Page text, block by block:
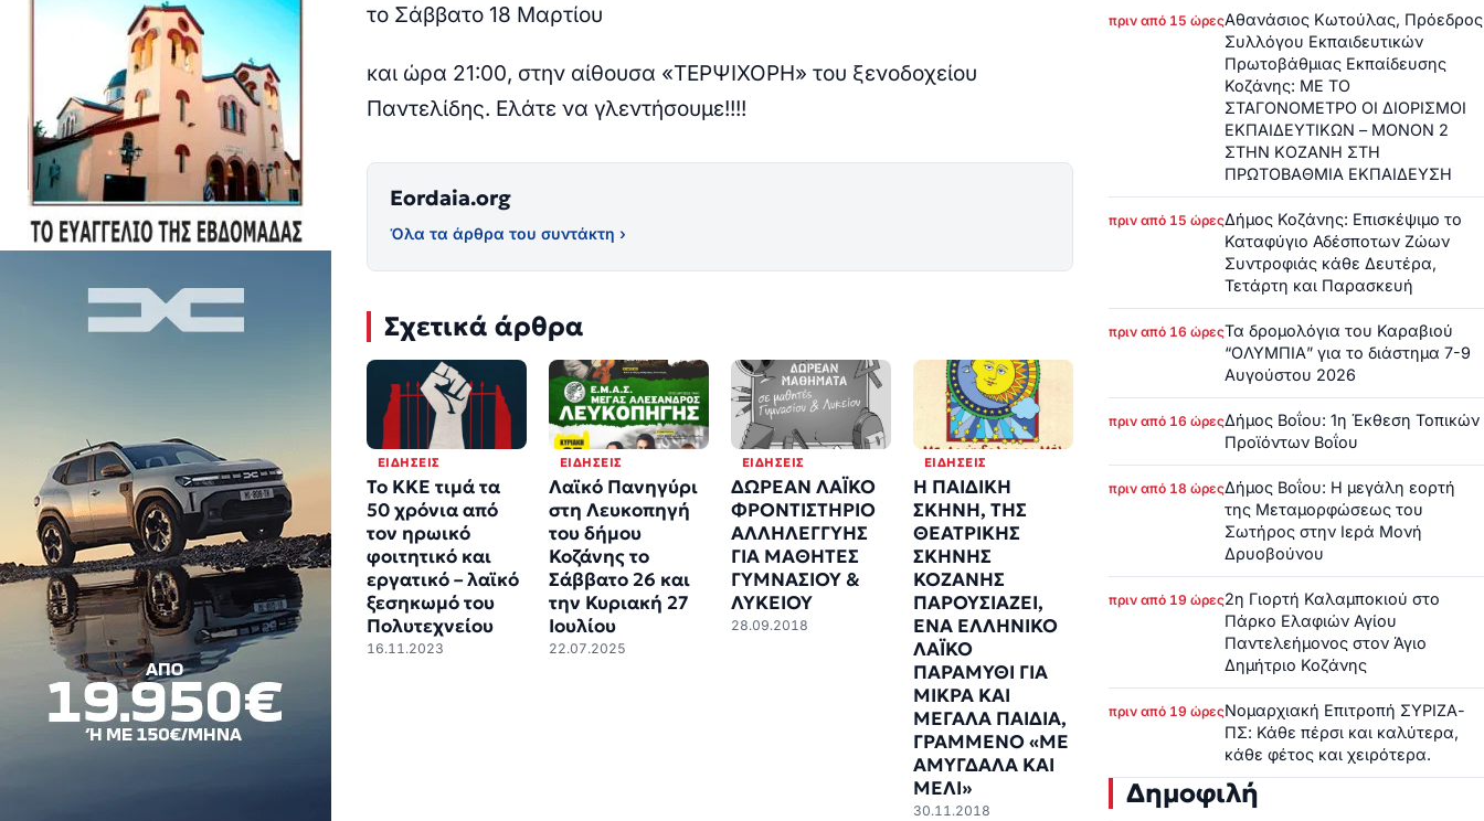
το Σάββατο 18 Μαρτίου
και ώρα 21:00, στην αίθουσα «ΤΕΡΨΙΧΟΡΗ» του ξενοδοχείου
Παντελίδης. Ελάτε να γλεντήσουμε!!!!
Eordaia.org
Όλα τα άρθρα του συντάκτη ›
Σχετικά άρθρα
ΕΙΔΉΣΕΙΣ
Το ΚΚΕ τιμά τα
50 χρόνια από
τον ηρωικό
φοιτητικό και
εργατικό – λαϊκό
ξεσηκωμό του
Πολυτεχνείου
16.11.2023
ΕΙΔΉΣΕΙΣ
Λαϊκό Πανηγύρι
στη Λευκοπηγή
του δήμου
Κοζάνης το
Σάββατο 26 και
την Κυριακή 27
Ιουλίου
22.07.2025
ΕΙΔΉΣΕΙΣ
ΔΩΡΕΑΝ ΛΑΪΚΟ
ΦΡΟΝΤΙΣΤΗΡΙΟ
ΑΛΛΗΛΕΓΓΥΗΣ
ΓΙΑ ΜΑΘΗΤΕΣ
ΓΥΜΝΑΣΙΟΥ &
ΛΥΚΕΙΟΥ
28.09.2018
ΕΙΔΉΣΕΙΣ
Η ΠΑΙΔΙΚΗ
ΣΚΗΝΗ, ΤΗΣ
ΘΕΑΤΡΙΚΗΣ
ΣΚΗΝΗΣ
ΚΟΖΑΝΗΣ
ΠΑΡΟΥΣΙΑΖΕΙ,
ΕΝΑ ΕΛΛΗΝΙΚΟ
ΛΑΪΚΟ
ΠΑΡΑΜΥΘΙ ΓΙΑ
ΜΙΚΡΑ ΚΑΙ
ΜΕΓΑΛΑ ΠΑΙΔΙΑ,
ΓΡΑΜΜΕΝΟ «ΜΕ
ΑΜΥΓΔΑΛΑ ΚΑΙ
ΜΕΛΙ»
30.11.2018
πριν από 15 ώρεςΑθανάσιος Κωτούλας, Πρόεδρος
Συλλόγου Εκπαιδευτικών
Πρωτοβάθμιας Εκπαίδευσης
Κοζάνης: ΜΕ ΤΟ
ΣΤΑΓΟΝΟΜΕΤΡΟ ΟΙ ΔΙΟΡΙΣΜΟΙ
ΕΚΠΑΙΔΕΥΤΙΚΩΝ – ΜΟΝΟΝ 2
ΣΤΗΝ ΚΟΖΑΝΗ ΣΤΗ
ΠΡΩΤΟΒΑΘΜΙΑ ΕΚΠΑΙΔΕΥΣΗ
πριν από 15 ώρεςΔήμος Κοζάνης: Επισκέψιμο το
Καταφύγιο Αδέσποτων Ζώων
Συντροφιάς κάθε Δευτέρα,
Τετάρτη και Παρασκευή
πριν από 16 ώρεςΤα δρομολόγια του Καραβιού
“ΟΛΥΜΠΙΑ” για το διάστημα 7-9
Αυγούστου 2026
πριν από 16 ώρεςΔήμος Βοΐου: 1η Έκθεση Τοπικών
Προϊόντων Βοΐου
πριν από 18 ώρεςΔήμος Βοΐου: Η μεγάλη εορτή
της Μεταμορφώσεως του
Σωτήρος στην Ιερά Μονή
Δρυοβούνου
πριν από 19 ώρες2η Γιορτή Καλαμποκιού στο
Πάρκο Ελαφιών Αγίου
Παντελεήμονος στον Άγιο
Δημήτριο Κοζάνης
πριν από 19 ώρεςΝομαρχιακή Επιτροπή ΣΥΡΙΖΑ-
ΠΣ: Κάθε πέρσι και καλύτερα,
κάθε φέτος και χειρότερα.
Δημοφιλή